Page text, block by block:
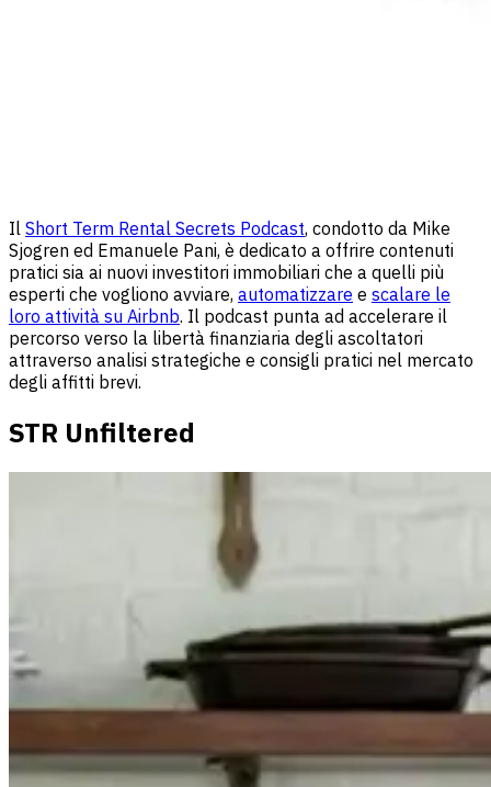
Il Short Term Rental Secrets Podcast, condotto da Mike
Sjogren ed Emanuele Pani, è dedicato a offrire contenuti
pratici sia ai nuovi investitori immobiliari che a quelli più
esperti che vogliono avviare, automatizzare e scalare le
loro attività su Airbnb. Il podcast punta ad accelerare il
percorso verso la libertà finanziaria degli ascoltatori
attraverso analisi strategiche e consigli pratici nel mercato
degli affitti brevi.
STR Unfiltered